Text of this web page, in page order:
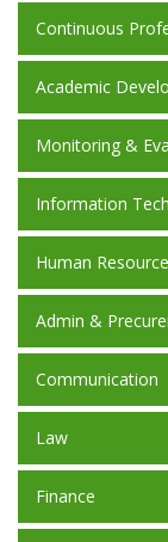
Continuous
Academic
Monitoring &
Information
Human Resource
Admin &
Communication
Law
Finance